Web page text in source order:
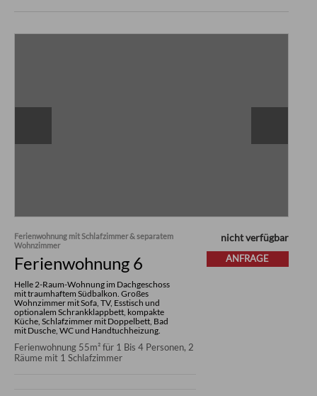
Ferienwohnung mit Schlafzimmer & separatem
Wohnzimmer
Ferienwohnung 6
Helle 2-Raum-Wohnung im Dachgeschoss
mit traumhaftem Südbalkon. Großes
Wohnzimmer mit Sofa, TV, Esstisch und
optionalem Schrankklappbett, kompakte
Küche, Schlafzimmer mit Doppelbett, Bad
mit Dusche, WC und Handtuchheizung.
Ferienwohnung 55m² für 1 Bis 4 Personen, 2
Räume mit 1 Schlafzimmer
nicht verfügbar
ANFRAGE